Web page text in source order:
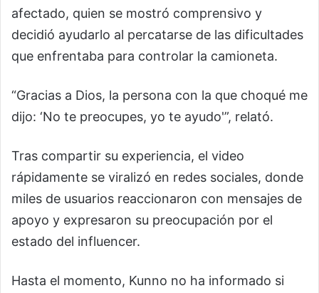
afectado, quien se mostró comprensivo y
decidió ayudarlo al percatarse de las dificultades
que enfrentaba para controlar la camioneta.
“Gracias a Dios, la persona con la que choqué me
dijo: ‘No te preocupes, yo te ayudo'”, relató.
Tras compartir su experiencia, el video
rápidamente se viralizó en redes sociales, donde
miles de usuarios reaccionaron con mensajes de
apoyo y expresaron su preocupación por el
estado del influencer.
Hasta el momento, Kunno no ha informado si